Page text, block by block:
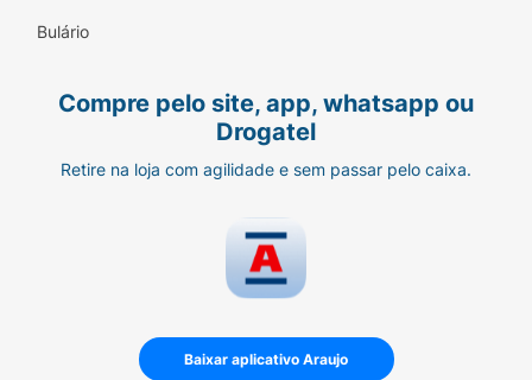
Bulário
Compre pelo site, app, whatsapp ou
Drogatel
Retire na loja com agilidade e sem passar pelo caixa.
Baixar aplicativo Araujo